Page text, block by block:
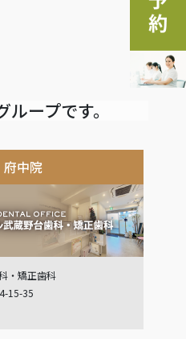
ープです。
府中院
・矯正歯科
15-35